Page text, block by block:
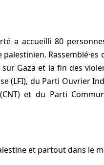
a accueilli 80
Gaza et la fin des
(LFI), du Parti Ouvrier
et du Parti
et partout dans le